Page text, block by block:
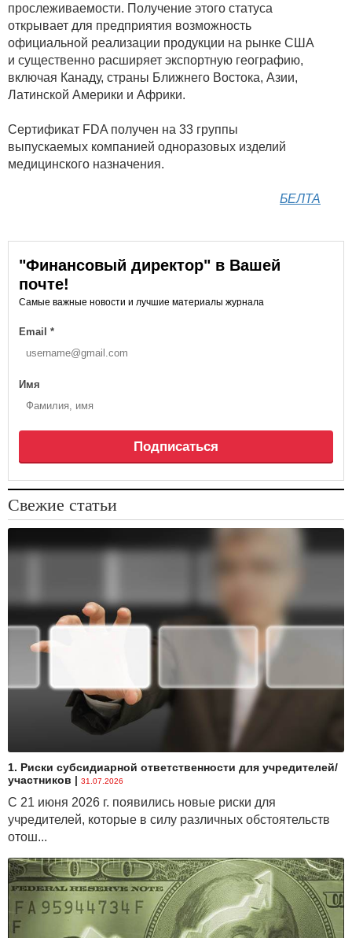
прослеживаемости. Получение этого статуса
открывает для предприятия возможность
официальной реализации продукции на рынке США
и существенно расширяет экспортную географию,
включая Канаду, страны Ближнего Востока, Азии,
Латинской Америки и Африки.
Сертификат FDA получен на 33 группы
выпускаемых компанией одноразовых изделий
медицинского назначения.
БЕЛТА
"Финансовый директор" в Вашей
почте!
Самые важные новости и лучшие материалы журнала
Email *
Имя
Подписаться
Свежие статьи
1. Риски субсидиарной ответственности для учредителей/
участников | 31.07.2026
С 21 июня 2026 г. появились новые риски для
учредителей, которые в силу различных обстоятельств
отош...